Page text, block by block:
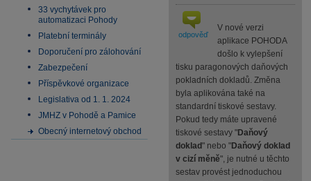
33 vychytávek pro
automatizaci Pohody
Platební terminály
Doporučení pro zálohování
Zabezpečení
Příspěvkové organizace
Legislativa od 1. 1. 2024
JMHZ v Pohodě a Pamice
Obecný internetový obchod
odpověď
V nové verzi
aplikace POHODA
došlo k vylepšení
tisku paragonových daňových
pokladních dokladů. Změna
byla aplikována také na
standardní tiskové sestavy.
Pokud tedy máte upravené
tiskové sestavy "Daňový
doklad" nebo "Daňový doklad
v cizí měně", je nutné u těchto
sestav provést jednoduchou